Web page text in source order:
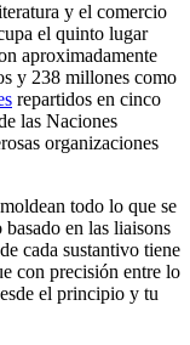
y el comercio
el quinto lugar
aproximadamente
y 238 millones como
repartidos en cinco
las Naciones
organizaciones
todo lo que se
en las liaisons
cada sustantivo tiene
con precisión entre lo
el principio y tu